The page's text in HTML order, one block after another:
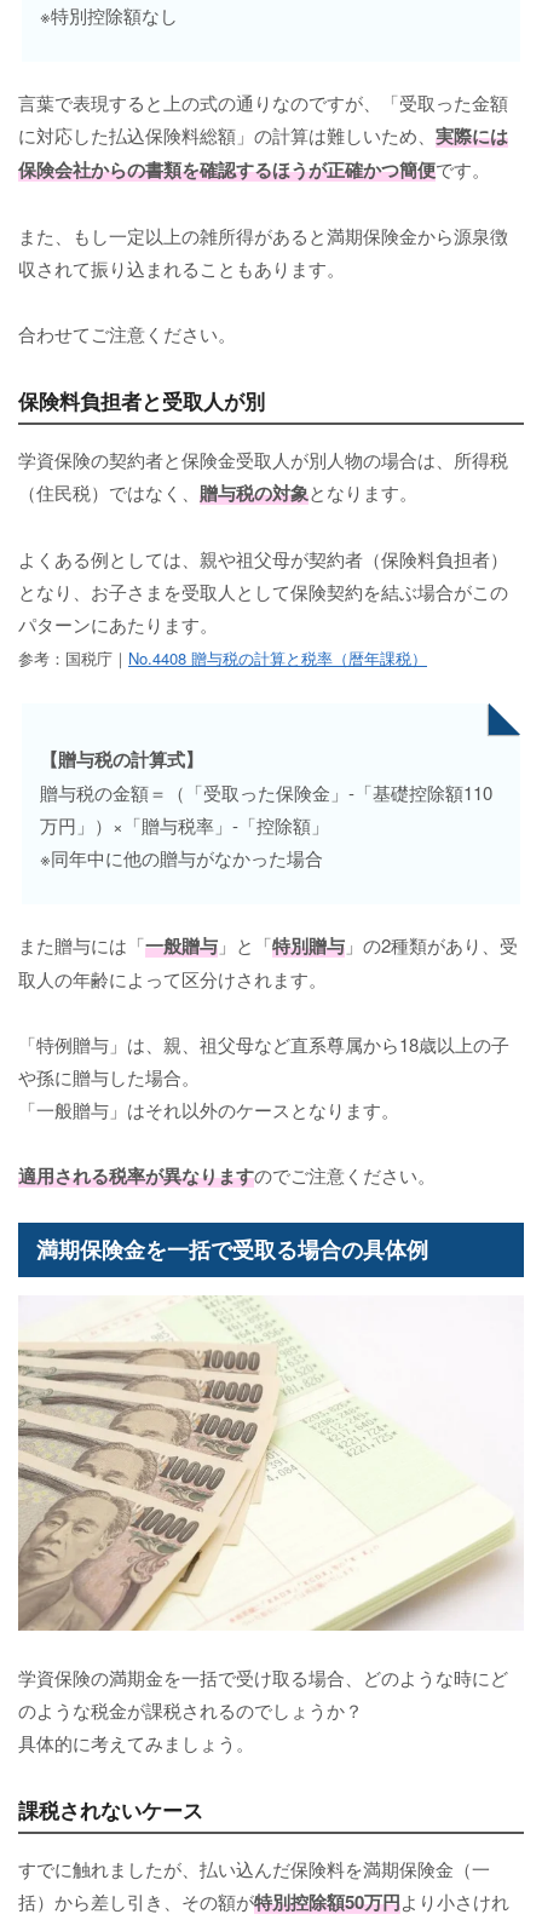
※特別控除額なし
言葉で表現すると上の式の通りなのですが、「受取った金額
に対応した払込保険料総額」の計算は難しいため、 実際には
保険会社からの書類を確認するほうが正確かつ簡便です。
また、もし一定以上の雑所得があると満期保険金から源泉徴
収されて振り込まれることもあります。
合わせてご注意ください。
保険料負担者と受取人が別
学資保険の契約者と保険金受取人が別人物の場合は、所得税
（住民税）ではなく、 贈与税の対象となります。
よくある例としては、親や祖父母が契約者（保険料負担者）
となり、お子さまを受取人として保険契約を結ぶ場合がこの
パターンにあたります。
参考：国税庁｜ No.4408 贈与税の計算と税率（暦年課税）
【贈与税の計算式】
贈与税の金額＝（「受取った保険金」-「基礎控除額110
万円」）×「贈与税率」-「控除額」
※同年中に他の贈与がなかった場合
また贈与には「一般贈与 」と「特別贈与 」の2種類があり、受
取人の年齢によって区分けされます。
「特例贈与」は、親、祖父母など直系尊属から18歳以上の子
や孫に贈与した場合。
「一般贈与」はそれ以外のケースとなります。
適用される税率が異なりますのでご注意ください。
満期保険金を一括で受取る場合の具体例
学資保険の満期金を一括で受け取る場合、どのような時にど
のような税金が課税されるのでしょうか？
具体的に考えてみましょう。
課税されないケース
すでに触れましたが、払い込んだ保険料を満期保険金（一
括）から差し引き、その額が特別控除額50万円より小さけれ